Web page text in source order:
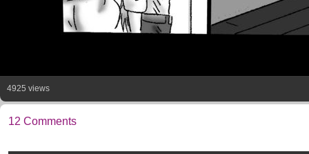
4925 views
12 Comments